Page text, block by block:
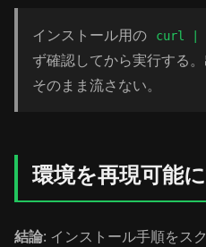
インストール用の curl |
ず確認してから実行する
そのまま流さない。
環境を再現可能
結論: インストール手順をス